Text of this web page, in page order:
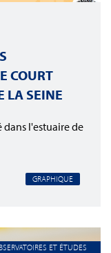
COURT
LA SEINE
l'estuaire de
GRAPHIQUE
ET ÉTUDES